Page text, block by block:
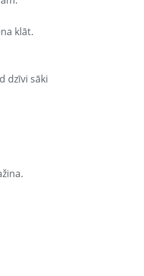
klāt.
dzīvi sāki